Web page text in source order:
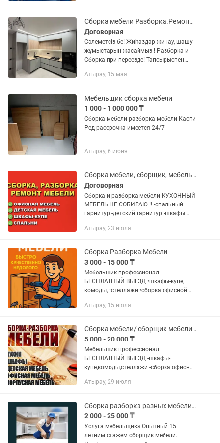
Сборка мебели Разборка.Ремонт .Мебельщик.Сборщик.Шашу.Жинау.Мебель на заказ
Договорная
Сәлеметсіз бе! Жиһаздар жинау, шашу
жұмыстарын жасаймыз ! Разборка и
Сборка при переезде! Тапсырыспен
мебель -Спальная гарнитура
Атырау, 15 мая
Мебельщик сборка мебели
1 000 - 1 000 000 ₸
Сборка мебели разборка мебели Каспи
Ред рассрочка имеется 24/7
Атырау, 6 июня
Сборка мебели, сборщик, мебельщик
Договорная
Сборка и разборка мебели КУХОННЫЙ
МЕБЕЛЬ НЕ СОБИРАЮ ‼️ -спальный
гарнитур -детский гарнитур -шкафы
(перфоратор, шуруповерт,лобзик и.т.п)
Атырау, 23 июля
Сборка Разборка Мебели
3 000 - 15 000 ₸
Мебельщик профессионал
БЕСПЛАТНЫЙ ВЫЕЗД •шкафы-купе,
комоды, •стеллажи •сборка офисной
любой сложности, •сборка, кровати,
Атырау, 15 июля
Сборка мебели/ сборщик мебели / сборка
5 000 - 20 000 ₸
Мебельщик профессионал
БЕСПЛАТНЫЙ ВЫЕЗД -шкафы-
купе,комоды,стеллажи -сборка офисной
любой сложности,
-сборка мебели в...
Атырау, 29 июля
Сборка разборка разных мебели услуги сантехника электрика и любой сложности
2 000 - 25 000 ₸
Услуга мебельщика Опытный 15
летним стажем сборщик мебели.